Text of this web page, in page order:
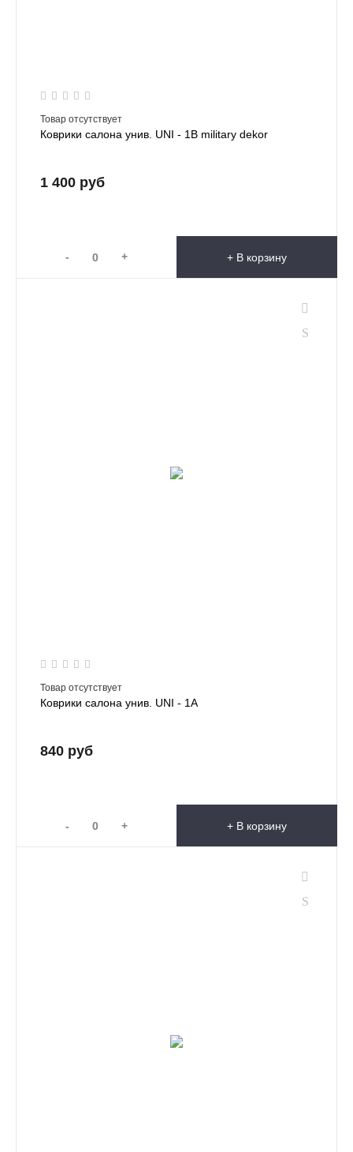
Товар отсутствует
Коврики салона унив. UNI - 1B military dekor
1 400 руб
- + + В корзину
Товар отсутствует
Коврики салона унив. UNI - 1A
840 руб
- + + В корзину